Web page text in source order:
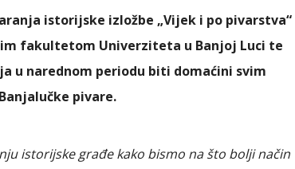
istorijske izložbe „Vijek i po pivarstva“
fakultetom Univerziteta u Banjoj Luci te
u narednom periodu biti domaćini svim
pivare.
istorijske građe kako bismo na što bolji način